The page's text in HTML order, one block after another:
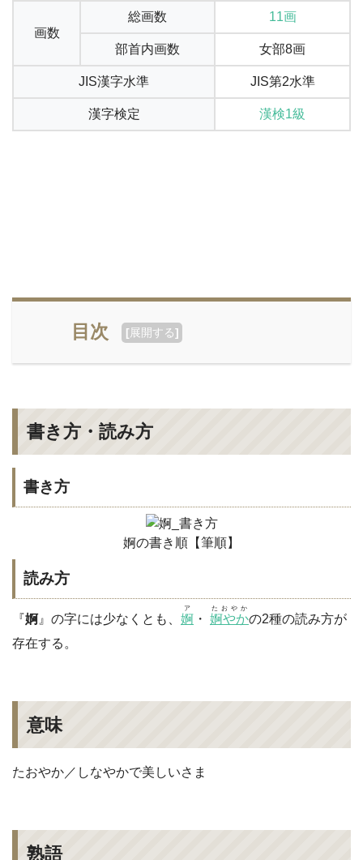
画数
総画数 11画
部首内画数 女部8画
JIS漢字水準 JIS第2水準
漢字検定 漢検1級
目次 [展開する]
書き方・読み方
書き方
婀の書き順【筆順】
読み方
『婀』の字には少なくとも、 婀
ア
・ 婀やか
たおやか
の2種の読み方が
存在する。
意味
たおやか／しなやかで美しいさま
熟語